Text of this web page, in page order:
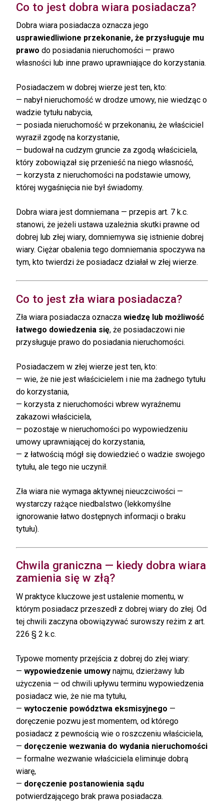
Co to jest dobra wiara posiadacza?
Dobra wiara posiadacza oznacza jego
usprawiedliwione przekonanie, że przysługuje mu
prawo do posiadania nieruchomości — prawo
własności lub inne prawo uprawniające do korzystania.
Posiadaczem w dobrej wierze jest ten, kto:
— nabył nieruchomość w drodze umowy, nie wiedząc o
wadzie tytułu nabycia,
— posiada nieruchomość w przekonaniu, że właściciel
wyraził zgodę na korzystanie,
— budował na cudzym gruncie za zgodą właściciela,
który zobowiązał się przenieść na niego własność,
— korzysta z nieruchomości na podstawie umowy,
której wygaśnięcia nie był świadomy.
Dobra wiara jest domniemana — przepis art. 7 k.c.
stanowi, że jeżeli ustawa uzależnia skutki prawne od
dobrej lub złej wiary, domniemywa się istnienie dobrej
wiary. Ciężar obalenia tego domniemania spoczywa na
tym, kto twierdzi że posiadacz działał w złej wierze.
Co to jest zła wiara posiadacza?
Zła wiara posiadacza oznacza wiedzę lub możliwość
łatwego dowiedzenia się, że posiadaczowi nie
przysługuje prawo do posiadania nieruchomości.
Posiadaczem w złej wierze jest ten, kto:
— wie, że nie jest właścicielem i nie ma żadnego tytułu
do korzystania,
— korzysta z nieruchomości wbrew wyraźnemu
zakazowi właściciela,
— pozostaje w nieruchomości po wypowiedzeniu
umowy uprawniającej do korzystania,
— z łatwością mógł się dowiedzieć o wadzie swojego
tytułu, ale tego nie uczynił.
Zła wiara nie wymaga aktywnej nieuczciwości —
wystarczy rażące niedbalstwo (lekkomyślne
ignorowanie łatwo dostępnych informacji o braku
tytułu).
Chwila graniczna — kiedy dobra wiara
zamienia się w złą?
W praktyce kluczowe jest ustalenie momentu, w
którym posiadacz przeszedł z dobrej wiary do złej. Od
tej chwili zaczyna obowiązywać surowszy reżim z art.
226 § 2 k.c.
Typowe momenty przejścia z dobrej do złej wiary:
— wypowiedzenie umowy najmu, dzierżawy lub
użyczenia — od chwili upływu terminu wypowiedzenia
posiadacz wie, że nie ma tytułu,
— wytoczenie powództwa eksmisyjnego —
doręczenie pozwu jest momentem, od którego
posiadacz z pewnością wie o roszczeniu właściciela,
— doręczenie wezwania do wydania nieruchomości
— formalne wezwanie właściciela eliminuje dobrą
wiarę,
— doręczenie postanowienia sądu
potwierdzającego brak prawa posiadacza.